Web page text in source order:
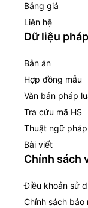
Bảng giá
Liên hệ
Dữ liệu
Bản án
Hợp đồng mẫu
Văn bản pháp
Tra cứu mã HS
Thuật ngữ
Bài viết
Chính sách
Điều khoản sử
Chính sách bảo